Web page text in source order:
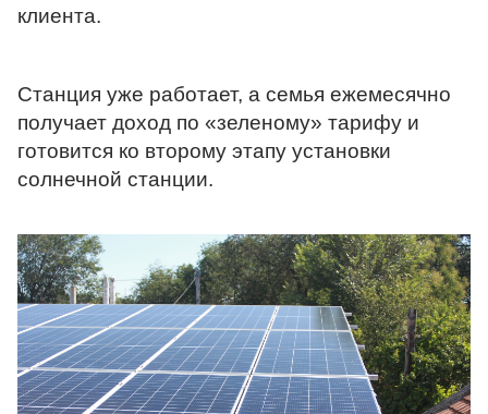
клиента.
Станция уже работает, а семья ежемесячно
получает доход по «зеленому» тарифу и
готовится ко второму этапу установки
солнечной станции.